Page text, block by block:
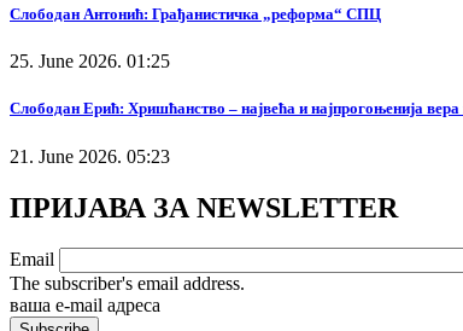
Слободан Антонић: Грађанистичка „реформа“ СПЦ
25. June 2026. 01:25
Слободан Ерић: Хришћанство – највећа и најпрогоњенија вера
21. June 2026. 05:23
ПРИЈАВА ЗА NEWSLETTER
Email
The subscriber's email address.
ваша е-mail адреса